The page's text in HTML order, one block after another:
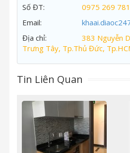
Số ĐT:
0975 269 781
Email:
Địa chỉ:
383 Nguyễn
Trưng Tây, Tp.Thủ Đức,
Tin Liên Quan